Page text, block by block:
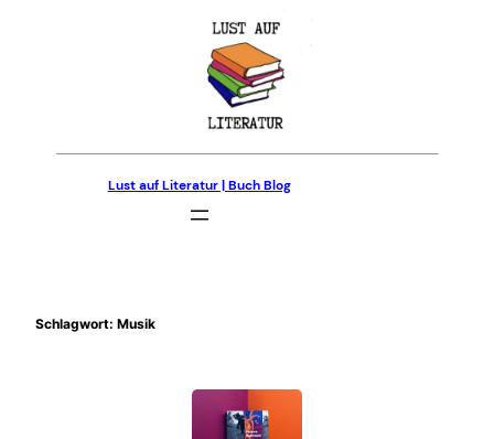
Lust auf Literatur | Buch Blog
Schlagwort: Musik